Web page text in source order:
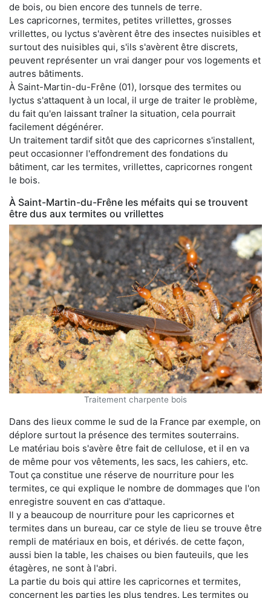
de bois, ou bien encore des tunnels de terre.
Les capricornes, termites, petites vrillettes, grosses
vrillettes, ou lyctus s'avèrent être des insectes nuisibles et
surtout des nuisibles qui, s'ils s'avèrent être discrets,
peuvent représenter un vrai danger pour vos logements et
autres bâtiments.
À Saint-Martin-du-Frêne (01), lorsque des termites ou
lyctus s'attaquent à un local, il urge de traiter le problème,
du fait qu'en laissant traîner la situation, cela pourrait
facilement dégénérer.
Un traitement tardif sitôt que des capricornes s'installent,
peut occasionner l'effondrement des fondations du
bâtiment, car les termites, vrillettes, capricornes rongent
le bois.
À Saint-Martin-du-Frêne les méfaits qui se trouvent
être dus aux termites ou vrillettes
Traitement charpente bois
Dans des lieux comme le sud de la France par exemple, on
déplore surtout la présence des termites souterrains.
Le matériau bois s'avère être fait de cellulose, et il en va
de même pour vos vêtements, les sacs, les cahiers, etc.
Tout ça constitue une réserve de nourriture pour les
termites, ce qui explique le nombre de dommages que l'on
enregistre souvent en cas d'attaque.
Il y a beaucoup de nourriture pour les capricornes et
termites dans un bureau, car ce style de lieu se trouve être
rempli de matériaux en bois, et dérivés. de cette façon,
aussi bien la table, les chaises ou bien fauteuils, que les
étagères, ne sont à l'abri.
La partie du bois qui attire les capricornes et termites,
concernent les parties les plus tendres. Les termites ou